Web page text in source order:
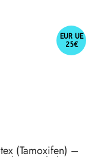
EUR UE
25€
(Tamoxifen) –